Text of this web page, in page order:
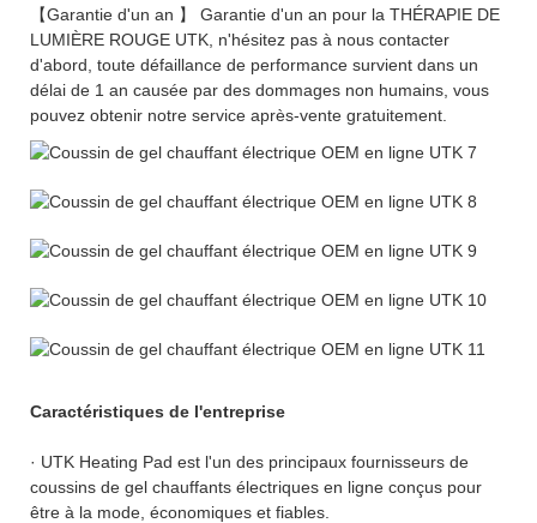
【Garantie d'un an 】 Garantie d'un an pour la THÉRAPIE DE
LUMIÈRE ROUGE UTK, n'hésitez pas à nous contacter
d'abord, toute défaillance de performance survient dans un
délai de 1 an causée par des dommages non humains, vous
pouvez obtenir notre service après-vente gratuitement.
Caractéristiques de l'entreprise
· UTK Heating Pad est l'un des principaux fournisseurs de
coussins de gel chauffants électriques en ligne conçus pour
être à la mode, économiques et fiables.